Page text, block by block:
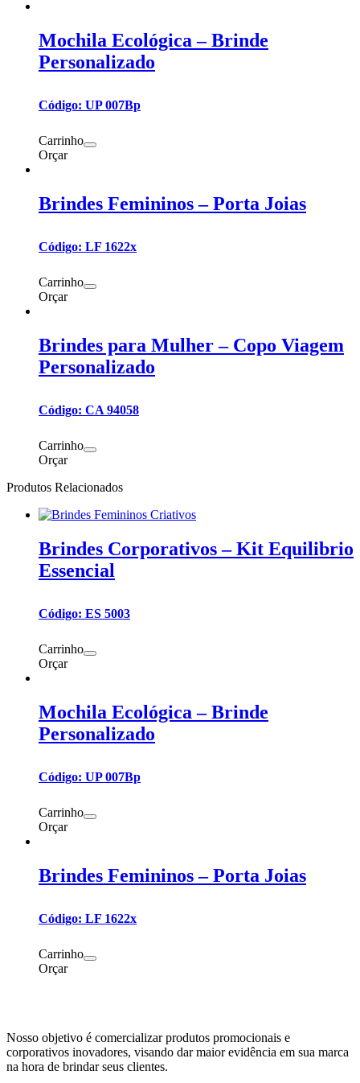
Mochila Ecológica – Brinde
Personalizado
Código: UP 007Bp
Carrinho
Orçar
Brindes Femininos – Porta Joias
Código: LF 1622x
Carrinho
Orçar
Brindes para Mulher – Copo Viagem
Personalizado
Código: CA 94058
Carrinho
Orçar
Produtos Relacionados
Brindes Corporativos – Kit Equilibrio
Essencial
Código: ES 5003
Carrinho
Orçar
Mochila Ecológica – Brinde
Personalizado
Código: UP 007Bp
Carrinho
Orçar
Brindes Femininos – Porta Joias
Código: LF 1622x
Carrinho
Orçar
Nosso objetivo é comercializar produtos promocionais e
corporativos inovadores, visando dar maior evidência em sua marca
na hora de brindar seus clientes.